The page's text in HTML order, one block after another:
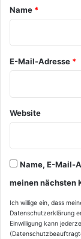
a
*
Name *
E-Mail-Adresse *
Website
Name, E-Mail-
meinen nächsten
Ich willige ein, dass
Datenschutzerklärung
Einwilligung kann